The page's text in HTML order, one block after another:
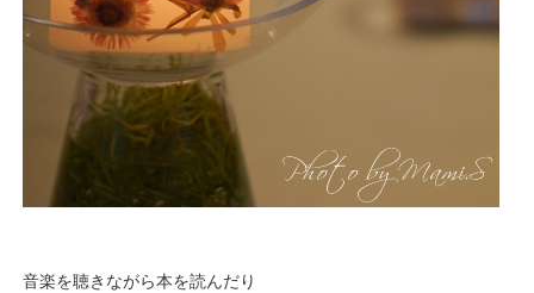
音楽を聴きながら本を読んだり